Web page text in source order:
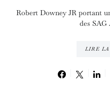
Robert Downey JR portant
des SAG
LIRE